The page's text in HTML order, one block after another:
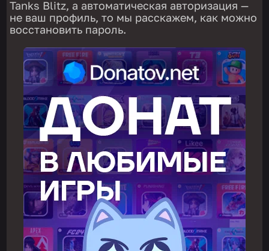
Tanks Blitz, а автоматическая авторизация —
не ваш профиль, то мы расскажем, как можно
восстановить пароль.